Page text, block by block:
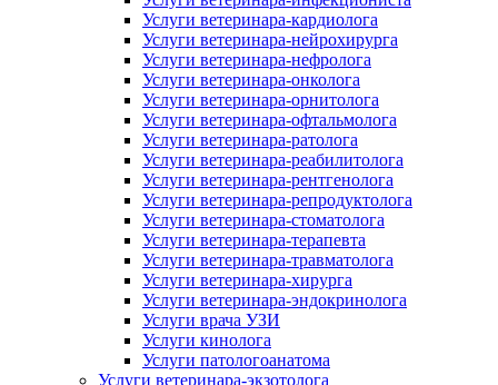
Услуги ветеринара-кардиолога
Услуги ветеринара-нейрохирурга
Услуги ветеринара-нефролога
Услуги ветеринара-онколога
Услуги ветеринара-орнитолога
Услуги ветеринара-офтальмолога
Услуги ветеринара-ратолога
Услуги ветеринара-реабилитолога
Услуги ветеринара-рентгенолога
Услуги ветеринара-репродуктолога
Услуги ветеринара-стоматолога
Услуги ветеринара-терапевта
Услуги ветеринара-травматолога
Услуги ветеринара-хирурга
Услуги ветеринара-эндокринолога
Услуги врача УЗИ
Услуги кинолога
Услуги патологоанатома
Услуги ветеринара-экзотолога